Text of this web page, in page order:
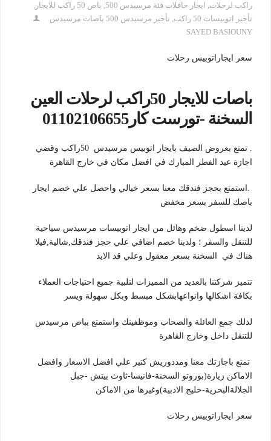
راكب لرحلات, ايجار حافلات فئة مرسيدس 500 , باص 50 راكب للايجار
,
تأجير اتوبيسات 50 راكب
, تأجير مرسيدس 500 باصات مرسيدس
SAYED BASIOUNY
سعر ايجاراتوبيس رحلات
باصات للايجار 50راكب لرحلات العين
السخنة -تورست كار01102106655
. تمتع بعروض الصيف بايجار اتوبيس مرسيدس 50راكب وقضي
اجازة عيد الفطر المبارك في افضل مكان في خارج القاهرة
.استمتع بحجز فندقك معنا بسعر خيالي واحصل علي خصم ايجار
باصك للسفر بسعر مخفض
لدينا اسطول ضخم وهائل من ايجار اتوبيسات مرسيدس سياحية
للتنقل والسفر ؛ ولدينا خصم اضافي علي حجز فندقك,شالية,فيلا
هناك في السخنة بسعر معقول وعلي قد الايد
تتميز شركتنا بالعديد من المميزات لتلبية جميع احتياجات العملاء
بكافة اشكالها وانواعهابشكل مبسط وبكل سهولة ويسر
لذلك جمع العائلة والصحاب وموظفينك واستمتع بباص مرسيدس
للتنقل داخل وخارج القاهرة
تمتع باجازتك معنا ومددوريش كتير علي افضل الاسعار وافضل
الاماكن زيارة(بوروتو السخنة-فانيسا-ثاوث بيتش -جبل
الجلالةالبحرية-خليج الادبية)وغيرها من الاماكن
سعر ايجاراتوبيس رحلات